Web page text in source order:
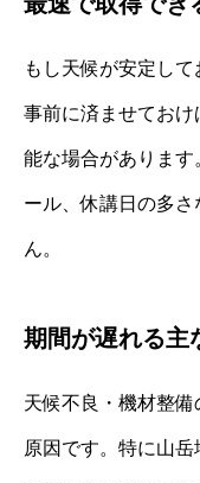
もし天候が安定し
事前に済ませてお
能な場合がありま
ール、休講日の多
ん。
期間が遅れる主
天候不良・機材整
原因です。特に山岳